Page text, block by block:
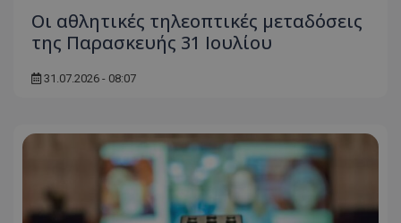
Οι αθλητικές τηλεοπτικές μεταδόσεις
της Παρασκευής 31 Ιουλίου
31.07.2026 - 08:07